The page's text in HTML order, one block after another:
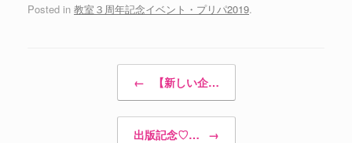
Posted in 教室３周年記念イベント・プリパ2019.
← 【新しい企…
出版記念♡… →